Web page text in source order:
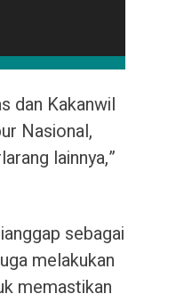
dan Kakanwil
Nasional,
lainnya,”
sebagai
melakukan
memastikan